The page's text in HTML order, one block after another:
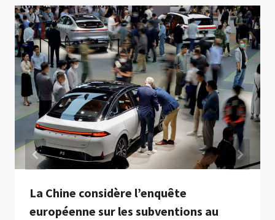
La Chine considère l’enquête
européenne sur les subventions au